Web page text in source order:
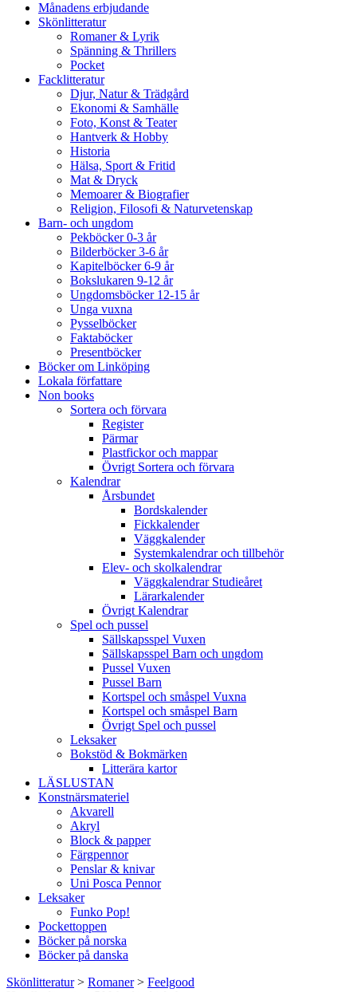
Månadens erbjudande
Skönlitteratur
Romaner & Lyrik
Spänning & Thrillers
Pocket
Facklitteratur
Djur, Natur & Trädgård
Ekonomi & Samhälle
Foto, Konst & Teater
Hantverk & Hobby
Historia
Hälsa, Sport & Fritid
Mat & Dryck
Memoarer & Biografier
Religion, Filosofi & Naturvetenskap
Barn- och ungdom
Pekböcker 0-3 år
Bilderböcker 3-6 år
Kapitelböcker 6-9 år
Bokslukaren 9-12 år
Ungdomsböcker 12-15 år
Unga vuxna
Pysselböcker
Faktaböcker
Presentböcker
Böcker om Linköping
Lokala författare
Non books
Sortera och förvara
Register
Pärmar
Plastfickor och mappar
Övrigt Sortera och förvara
Kalendrar
Årsbundet
Bordskalender
Fickkalender
Väggkalender
Systemkalendrar och tillbehör
Elev- och skolkalendrar
Väggkalendrar Studieåret
Lärarkalender
Övrigt Kalendrar
Spel och pussel
Sällskapsspel Vuxen
Sällskapsspel Barn och ungdom
Pussel Vuxen
Pussel Barn
Kortspel och småspel Vuxna
Kortspel och småspel Barn
Övrigt Spel och pussel
Leksaker
Bokstöd & Bokmärken
Litterära kartor
LÄSLUSTAN
Konstnärsmateriel
Akvarell
Akryl
Block & papper
Färgpennor
Penslar & knivar
Uni Posca Pennor
Leksaker
Funko Pop!
Pockettoppen
Böcker på norska
Böcker på danska
Skönlitteratur> Romaner> Feelgood